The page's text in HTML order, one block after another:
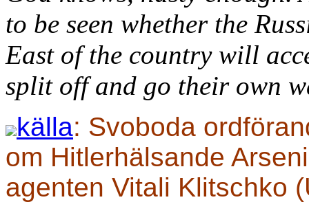
to be seen whether the
East of the country will
split off and go their own
källa: Svoboda
om Hitlerhälsande
agenten Vitali Klitschko